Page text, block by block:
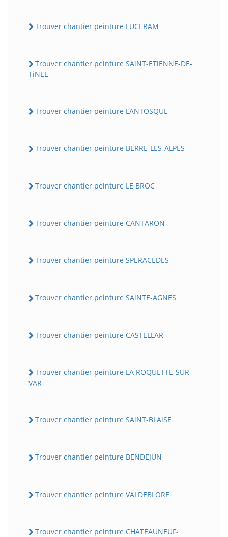
Trouver chantier peinture LUCERAM
Trouver chantier peinture SAiNT-ETiENNE-DE-
TiNEE
Trouver chantier peinture LANTOSQUE
Trouver chantier peinture BERRE-LES-ALPES
Trouver chantier peinture LE BROC
Trouver chantier peinture CANTARON
Trouver chantier peinture SPERACEDES
Trouver chantier peinture SAiNTE-AGNES
Trouver chantier peinture CASTELLAR
Trouver chantier peinture LA ROQUETTE-SUR-
VAR
Trouver chantier peinture SAiNT-BLAiSE
Trouver chantier peinture BENDEJUN
Trouver chantier peinture VALDEBLORE
Trouver chantier peinture CHATEAUNEUF-